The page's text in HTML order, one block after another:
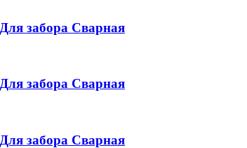
Для забора Сварная
Для забора Сварная
Для забора Сварная